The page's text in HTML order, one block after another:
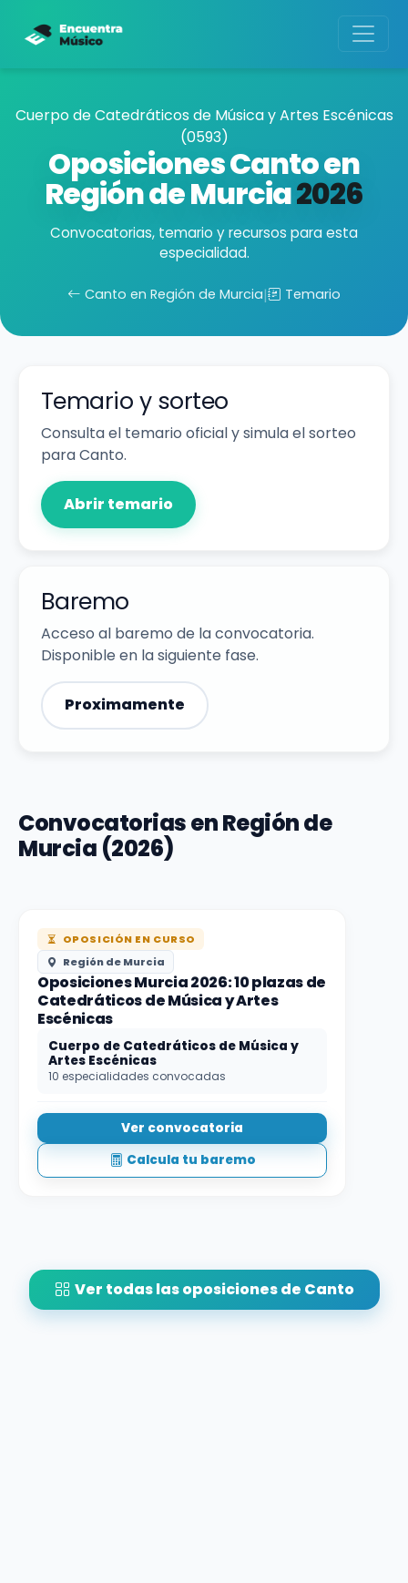
Cuerpo de Catedráticos de Música y Artes Escénicas
(0593)
Oposiciones Canto en
Región de Murcia2026
Convocatorias, temario y recursos para esta
especialidad.
Canto en Región de Murcia| Temario
Temario y sorteo
Consulta el temario oficial y simula el sorteo
para Canto.
Abrir temario
Baremo
Acceso al baremo de la convocatoria.
Disponible en la siguiente fase.
Proximamente
Convocatorias en Región de
Murcia (2026)
OPOSICIÓN EN CURSO
Región de Murcia
Oposiciones Murcia 2026: 10 plazas de
Catedráticos de Música y Artes
Escénicas
Cuerpo de Catedráticos de Música y
Artes Escénicas
10 especialidades convocadas
Ver convocatoria
Calcula tu baremo
Ver todas las oposiciones de Canto